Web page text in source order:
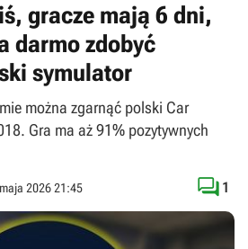
gracze mają 6 dni,
darmo zdobyć
symulator
można zgarnąć polski Car
Gra ma aż 91% pozytywnych
2026 21:45  1